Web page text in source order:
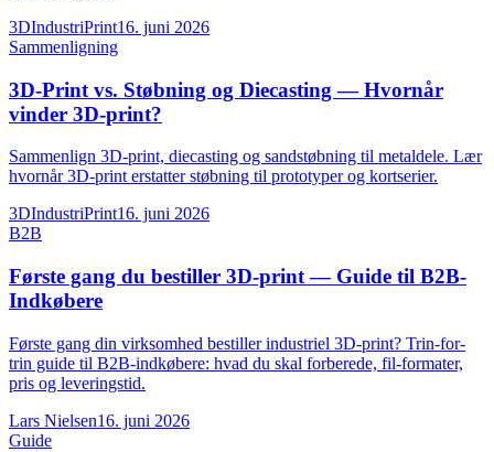
3DIndustriPrint16. juni 2026
Sammenligning
3D-Print vs. Støbning og Diecasting — Hvornår
vinder 3D-print?
Sammenlign 3D-print, diecasting og sandstøbning til metaldele. Lær
hvornår 3D-print erstatter støbning til prototyper og kortserier.
3DIndustriPrint16. juni 2026
B2B
Første gang du bestiller 3D-print — Guide til B2B-
Indkøbere
Første gang din virksomhed bestiller industriel 3D-print? Trin-for-
trin guide til B2B-indkøbere: hvad du skal forberede, fil-formater,
pris og leveringstid.
Lars Nielsen16. juni 2026
Guide